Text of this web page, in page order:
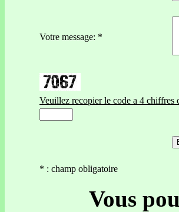
Votre message: *
Veuillez recopier le code a 4 chiffres
* : champ obligatoire
Vous